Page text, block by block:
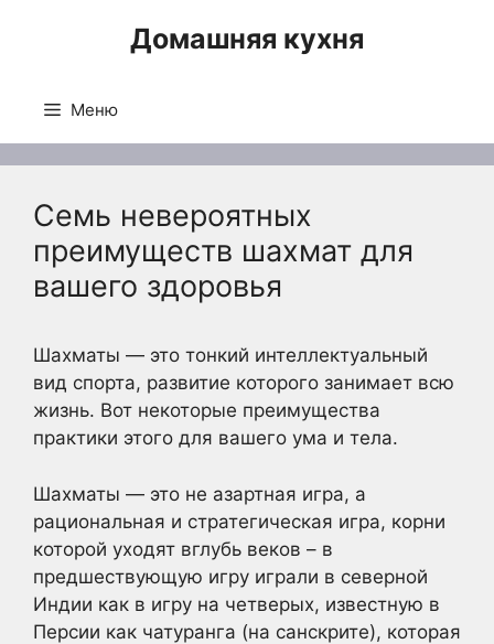
Домашняя кухня
Меню
Семь невероятных
преимуществ шахмат для
вашего здоровья
Шахматы — это тонкий интеллектуальный
вид спорта, развитие которого занимает всю
жизнь. Вот некоторые преимущества
практики этого для вашего ума и тела.
Шахматы — это не азартная игра, а
рациональная и стратегическая игра, корни
которой уходят вглубь веков – в
предшествующую игру играли в северной
Индии как в игру на четверых, известную в
Персии как чатуранга (на санскрите), которая